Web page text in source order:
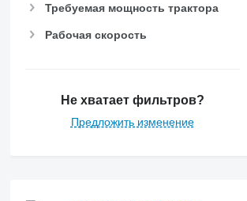
Требуемая мощность трактора
Рабочая скорость
Не хватает фильтров?
Предложить изменение